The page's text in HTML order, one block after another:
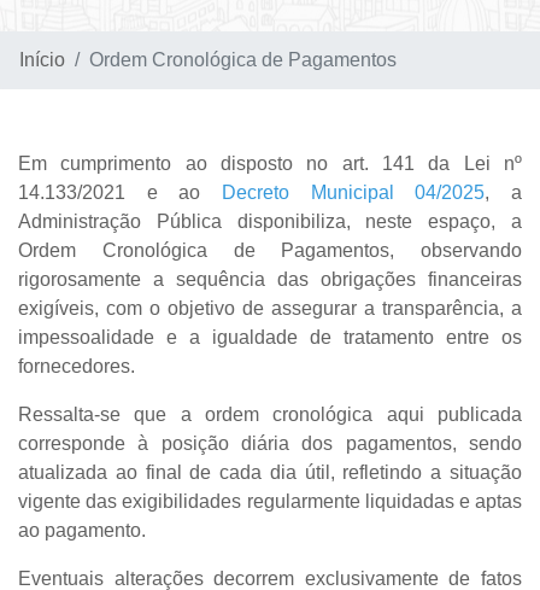
Início Ordem Cronológica de Pagamentos
Em cumprimento ao disposto no art. 141 da Lei nº
14.133/2021 e ao Decreto Municipal 04/2025, a
Administração Pública disponibiliza, neste espaço, a
Ordem Cronológica de Pagamentos, observando
rigorosamente a sequência das obrigações financeiras
exigíveis, com o objetivo de assegurar a transparência, a
impessoalidade e a igualdade de tratamento entre os
fornecedores.
Ressalta-se que a ordem cronológica aqui publicada
corresponde à posição diária dos pagamentos, sendo
atualizada ao final de cada dia útil , refletindo a situação
vigente das exigibilidades regularmente liquidadas e aptas
ao pagamento.
Eventuais alterações decorrem exclusivamente de fatos